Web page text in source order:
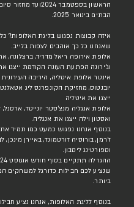
הראשון בספטמבר 2024ועד
הבתים בינואר 2025.
איזה קבוצות נפגוש בליגת האלופות?
שאנחנו כל כך אוהבים לצפות בלייב.
אלופת אירופה ריאל מדריד, ברצלונה,
וג'ירונה הפתעת העונה הקודמת ייצגו
אינטר אלופת איטליה, היריבה העירונית
יובנטוס, מחזיקת הקונפרנס ליג
ייצגו את איטליה
אלופת אנגליה מנצ'סטר יונייטד, ארסנל,
ואסטון וילה ייצגו את אנגליה.
בנוסף אנחנו נפגוש כמעט כמו תמיד
ז'רמן, בורוסיה דורטמונד, באיירן מינכן,
וספורטינג ליסבון.
שנציע לכם חבילות כדורגל למשחקים
ביותר.
בנוסף לליגת האלופות, אנחנו נציע